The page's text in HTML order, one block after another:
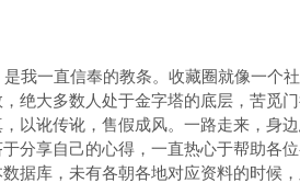
我一直信奉的教条。收藏圈就像一个
绝大多数人处于金字塔的底层，苦觅
以讹传讹，售假成风。一路走来，身
分享自己的心得，一直热心于帮助各
据库，未有各朝各地对应资料的时候